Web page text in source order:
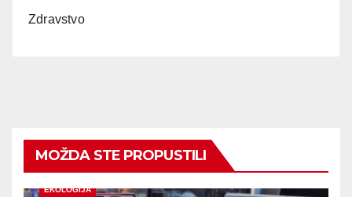
Zdravstvo
MOŽDA STE PROPUSTILI
EKOLOGIJA